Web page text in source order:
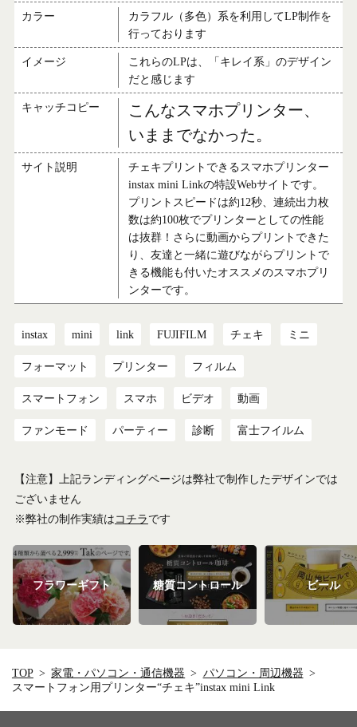
カラー
カラフル（多色）系を利用してLP制作を
行っております
イメージ
これらのLPは、「キレイ系」のデザイン
だと感じます
キャッチコピー
こんなスマホプリンター、
いままでなかった。
サイト説明
チェキプリントできるスマホプリンター
instax mini Linkの特設Webサイトです。
プリントスピードは約12秒、連続出力枚
数は約100枚でプリンターとしての性能
は抜群！さらに動画からプリントできた
り、友達と一緒に遊びながらプリントで
きる機能も付いたオススメのスマホプリ
ンターです。
instax mini link FUJIFILM チェキ ミニ
フォーマット プリンター フィルム
スマートフォン スマホ ビデオ 動画
ファンモード パーティー 診断 富士フイルム
【注意】上記ランディングページは弊社で制作したデザインでは
ございません
※弊社の制作実績はコチラです
フラワーギフト 糖質コントロール ビール
TOP 家電・パソコン・通信機器
パソコン・周辺機器
スマートフォン用プリンター“チェキ”instax mini Link